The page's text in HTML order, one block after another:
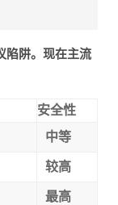
陷阱。现在主流
安全性
中等
较高
最高